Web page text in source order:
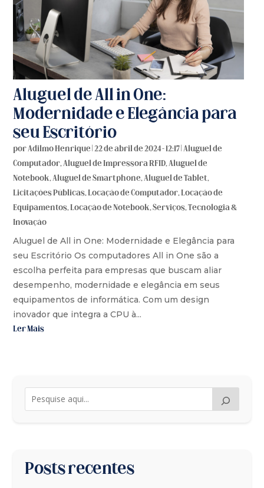
Aluguel de All in One:
Modernidade e Elegância para
seu Escritório
porAdilmo Henrique |22 de abril de 2024 - 12:17 |Aluguel de
Computador,Aluguel de Impressora RFID,Aluguel de
Notebook,Aluguel de Smartphone,Aluguel de Tablet,
Licitações Públicas,Locação de Computador,Locação de
Equipamentos,Locação de Notebook,Serviços,Tecnologia &
Inovação
Aluguel de All in One: Modernidade e Elegância para
seu Escritório Os computadores All in One são a
escolha perfeita para empresas que buscam aliar
desempenho, modernidade e elegância em seus
equipamentos de informática. Com um design
inovador que integra a CPU à...
Ler Mais
Posts recentes